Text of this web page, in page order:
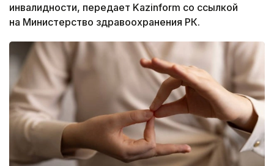
инвалидности, передает Kazinform со ссылкой
на Министерство здравоохранения РК.